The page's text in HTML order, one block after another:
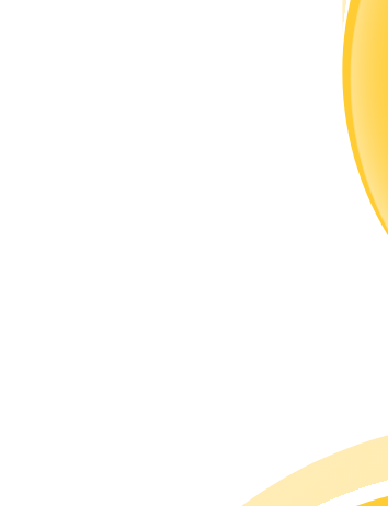
Análise de big data, incluindo informações